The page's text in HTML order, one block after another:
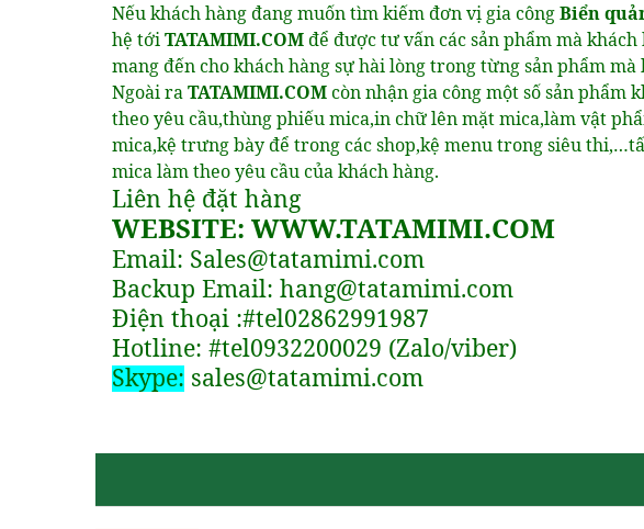
Nếu khách hàng đang muốn tìm kiếm đơn vị gia côngBiển
hệ tớiTATAMIMI.COMđể được tư vấn các sản phẩm mà
mang đến cho khách hàng sự hài lòng trong từng sản phẩm mà
Ngoài raTATAMIMI.COMcòn nhận gia công một số sản phẩm
theo yêu cầu,thùng phiếu mica,in chữ lên mặt mica,làm vật
mica,kệ trưng bày để trong các shop,kệ menu trong siêu
mica làm theo yêu cầu của khách hàng.
Liên hệ đặt hàng
WEBSITE: WWW.TATAMIMI.COM
Email: Sales@tatamimi.com
Backup Email: hang@tatamimi.com
Điện thoại :#tel02862991987
Hotline: #tel0932200029 (Zalo/viber)
Skype: sales@tatamimi.com